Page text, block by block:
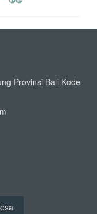
Provinsi Bali Kode